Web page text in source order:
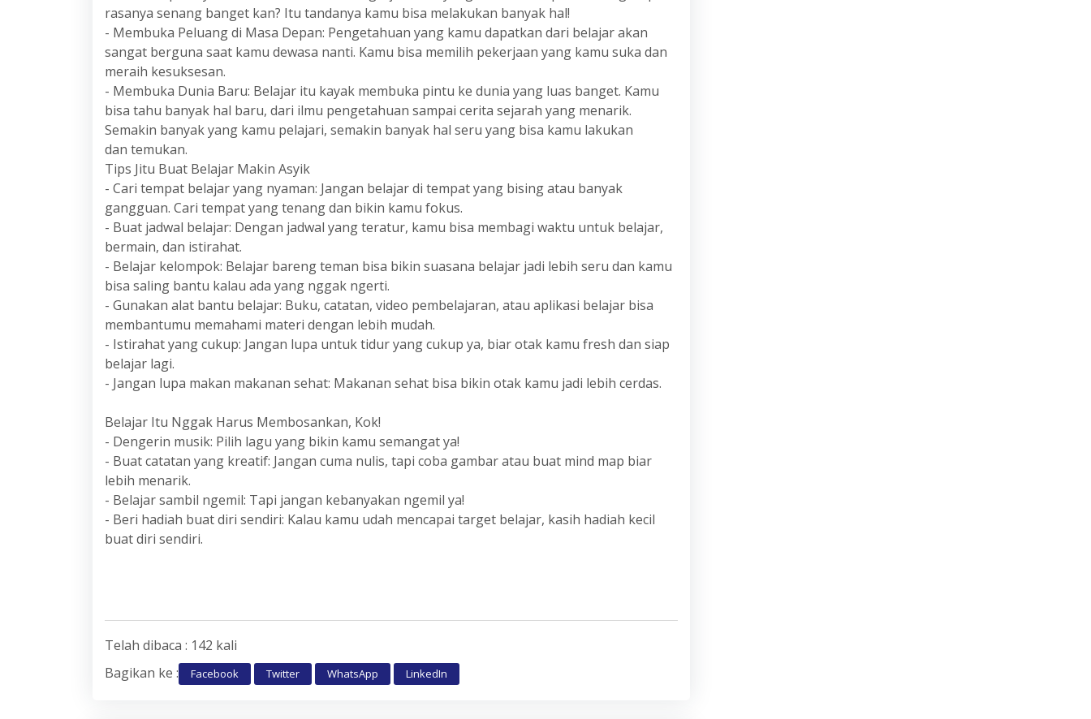
rasanya senang banget kan? Itu tandanya kamu bisa melakukan banyak hal!
- Membuka Peluang di Masa Depan: Pengetahuan yang kamu dapatkan dari belajar akan
sangat berguna saat kamu dewasa nanti. Kamu bisa memilih pekerjaan yang kamu suka dan
meraih kesuksesan.
- Membuka Dunia Baru: Belajar itu kayak membuka pintu ke dunia yang luas banget. Kamu
bisa tahu banyak hal baru, dari ilmu pengetahuan sampai cerita sejarah yang menarik.
Semakin banyak yang kamu pelajari, semakin banyak hal seru yang bisa kamu lakukan
dan temukan.
Tips Jitu Buat Belajar Makin Asyik
- Cari tempat belajar yang nyaman: Jangan belajar di tempat yang bising atau banyak
gangguan. Cari tempat yang tenang dan bikin kamu fokus.
- Buat jadwal belajar: Dengan jadwal yang teratur, kamu bisa membagi waktu untuk belajar,
bermain, dan istirahat.
- Belajar kelompok: Belajar bareng teman bisa bikin suasana belajar jadi lebih seru dan kamu
bisa saling bantu kalau ada yang nggak ngerti.
- Gunakan alat bantu belajar: Buku, catatan, video pembelajaran, atau aplikasi belajar bisa
membantumu memahami materi dengan lebih mudah.
- Istirahat yang cukup: Jangan lupa untuk tidur yang cukup ya, biar otak kamu fresh dan siap
belajar lagi.
- Jangan lupa makan makanan sehat: Makanan sehat bisa bikin otak kamu jadi lebih cerdas.
Belajar Itu Nggak Harus Membosankan, Kok!
- Dengerin musik: Pilih lagu yang bikin kamu semangat ya!
- Buat catatan yang kreatif: Jangan cuma nulis, tapi coba gambar atau buat mind map biar
lebih menarik.
- Belajar sambil ngemil: Tapi jangan kebanyakan ngemil ya!
- Beri hadiah buat diri sendiri: Kalau kamu udah mencapai target belajar, kasih hadiah kecil
buat diri sendiri.
Telah dibaca : 142 kali
Bagikan ke :
Facebook Twitter WhatsApp LinkedIn